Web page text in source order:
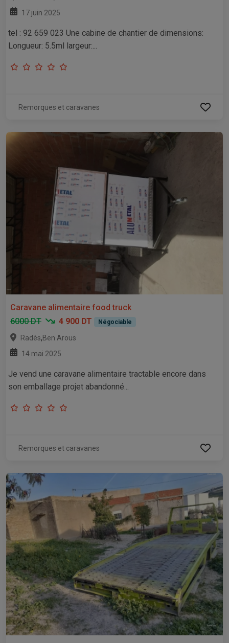
17 juin 2025
tel : 92 659 023 Une cabine de chantier de dimensions:
Longueur: 5.5ml largeur:...
Remorques et caravanes
Caravane alimentaire food truck
6000 DT
4 900 DT Négociable
Radès,Ben Arous
14 mai 2025
Je vend une caravane alimentaire tractable encore dans
son emballage projet abandonné...
Remorques et caravanes